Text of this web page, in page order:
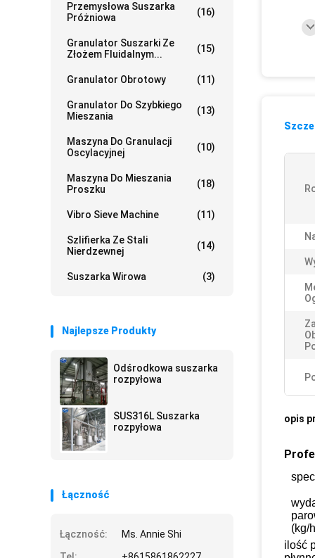
Przemysłowa Suszarka
Próżniowa
(16)
Granulator Suszarki Ze
Złożem Fluidalnym...
(15)
Granulator Obrotowy (11)
Granulator Do Szybkiego
Mieszania
(13)
Maszyna Do Granulacji
Oscylacyjnej
(10)
Maszyna Do Mieszania
Proszku
(18)
Vibro Sieve Machine (11)
Szlifierka Ze Stali
Nierdzewnej
(14)
Suszarka Wirowa (3)
Najlepsze Produkty
Odśrodkowa suszarka
rozpyłowa
SUS316L Suszarka
rozpyłowa
Łączność
Łączność:
Ms. Annie Shi
opis
(kg/
ilość